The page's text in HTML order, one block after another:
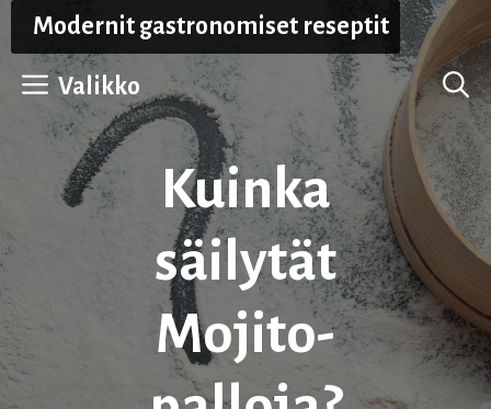
Siirry
sisältöön
Modernit gastronomiset reseptit
Valikko
Kuinka
säilytät
Mojito-